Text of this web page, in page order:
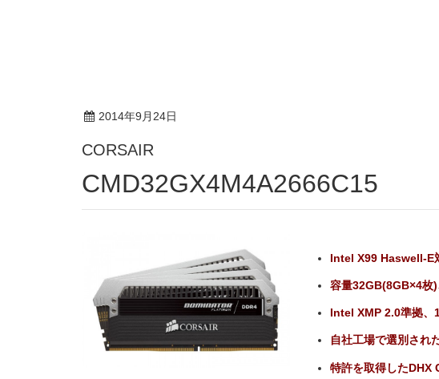
2014年9月24日
CORSAIR
CMD32GX4M4A2666C15
Intel X99 Haswell-E
容量32GB(8GB×4枚
Intel XMP 2.0準拠、
自社工場で選別され
特許を取得した